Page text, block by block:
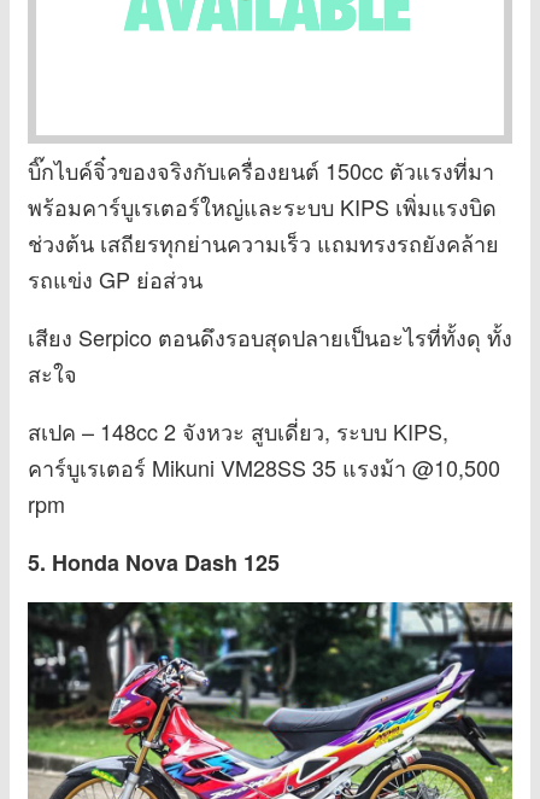
บิ๊กไบค์จิ๋วของจริงกับเครื่องยนต์ 150cc ตัวแรงที่มา
พร้อมคาร์บูเรเตอร์ใหญ่และระบบ KIPS เพิ่มแรงบิด
ช่วงต้น เสถียรทุกย่านความเร็ว แถมทรงรถยังคล้าย
รถแข่ง GP ย่อส่วน
เสียง Serpico ตอนดึงรอบสุดปลายเป็นอะไรที่ทั้งดุ ทั้ง
สะใจ
สเปค – 148cc 2 จังหวะ สูบเดี่ยว, ระบบ KIPS,
คาร์บูเรเตอร์ Mikuni VM28SS 35 แรงม้า @10,500
rpm
5. Honda Nova Dash 125